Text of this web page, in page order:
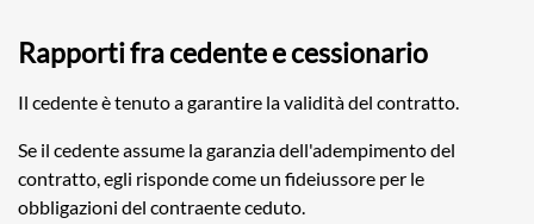
Rapporti fra cedente e cessionario
Il cedente è tenuto a garantire la validità del contratto.
Se il cedente assume la garanzia dell'adempimento del
contratto, egli risponde come un fideiussore per le
obbligazioni del contraente ceduto.